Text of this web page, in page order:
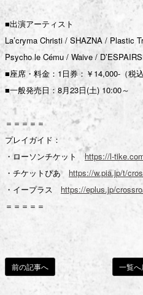
■出演アーティスト
La’cryma Christi / SHAZNA / Plastic
Psycho le Cému / Waive /
■座席・料金：1日券：￥14,000-（税込
■一般発売日：8月23日(土) 10:00～
＝＝＝＝＝
プレイガイド：
・ローソンチケットhttps://l-
・チケットぴあ https://w.pia.jp/t/
・イープラス https://eplus.jp/
＝＝＝＝＝
一覧へ
前の記事へ